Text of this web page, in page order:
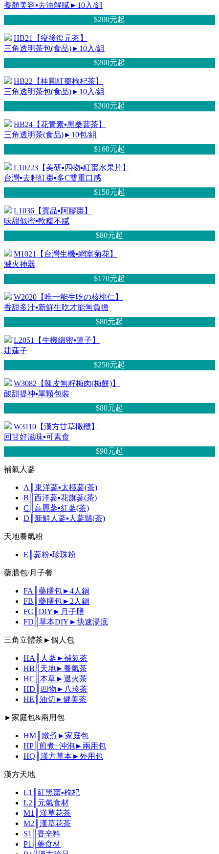
養顏美容▪去油解膩►10入/組
$200元起
HB21【疫後復元茶】
三角透明茶包(食品)►10入/組
$200元起
HB22【桂圓紅棗枸杞茶】
三角透明茶包(食品)►10入/組
$200元起
HB24【花青素▪黑桑葚茶】
三角透明茶(食品)►10包/組
$160元起
L10223【美研▪四物▪紅棗水果片】
台灣▪去籽紅棗▪多C雙重口感
$150元起
L1036【貢品▪阿膠棗】
味甜似蜜▪軟糯不膩
$80元起
M1021【台灣生機▪網室菊花】
滅火神器
$170元起
W2020【唯一能生吃の核桃仁】
香甜多汁▪新鮮生吃才能無負擔
$80元起
L2051【生機綿密▪蓮子】
建蓮子
$250元起
W3082【陳皮無籽梅肉(梅餅)】
酸甜提神▪單顆包裝
$80元起
W3110【漢方甘草橄欖】
回甘好滋味▪可素食
$90元起
補氣人蔘
A║東洋蔘▪太極蔘(茶)
B║西洋蔘▪花旗蔘(茶)
C║高麗蔘▪紅蔘(茶)
D║新鮮人蔘▪人蔘鬚(茶)
天地養氣粉
E║蔘粉▪珍珠粉
藥膳包/月子餐
FA║藥膳包►4人鍋
FB║藥膳包►2人鍋
FC║DIY►月子膳
FD║草本DIY►快速湯底
三角立體茶►個人包
HA║人蔘►補氣茶
HB║天地►養氣茶
HC║本草►退火茶
HD║四物►八珍茶
HE║油切►健美茶
►家庭包&兩用包
HM║燉煮►家庭包
HP║煎煮+沖泡►兩用包
HQ║漢方草本►外用包
漢方天地
L1║紅黑棗▪枸杞
L2║元氣食材
M1║漢草花茶
M2║漢草花茶
S1║香辛料
P1║藥食材